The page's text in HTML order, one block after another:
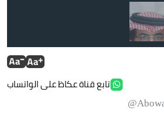
تابع قناة عكاظ على الواتساب